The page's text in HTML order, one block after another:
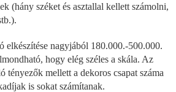
(hány széket és asztallal kellett számolni,
elkészítése nagyjából 180.000.-500.000.
hogy elég széles a skála. Az
tényezők mellett a dekoros csapat száma
is sokat számítanak.